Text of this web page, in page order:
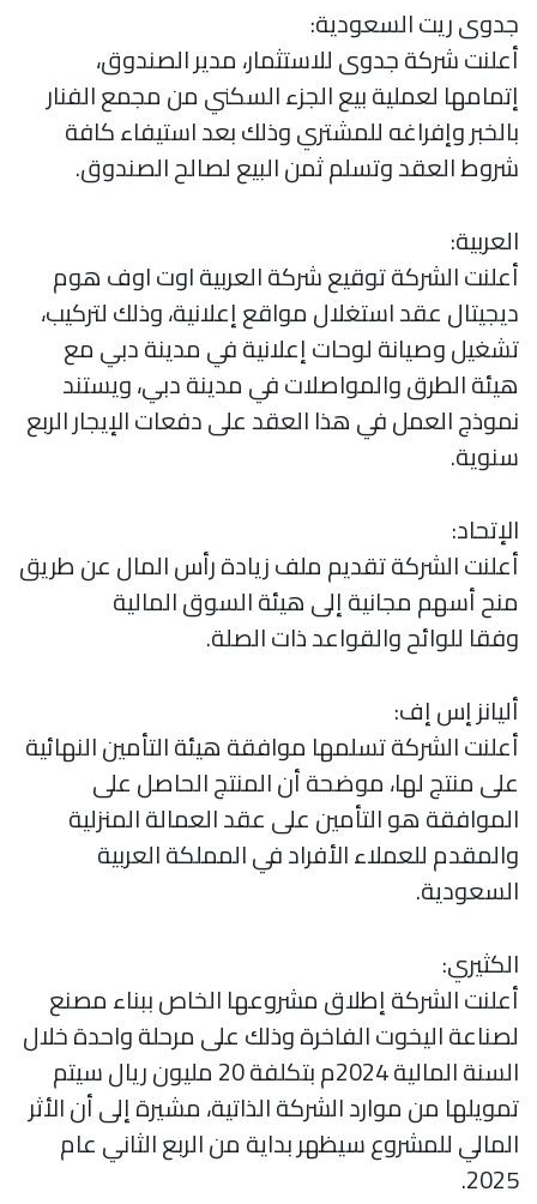
جدوى ريت السعودية:
أعلنت شركة جدوى للاستثمار، مدير الصندوق،
إتمامها لعملية بيع الجزء السكني من مجمع الفنار
بالخبر وإفراغه للمشتري وذلك بعد استيفاء كافة
شروط العقد وتسلم ثمن البيع لصالح الصندوق.
العربية:
أعلنت الشركة توقيع شركة العربية اوت اوف هوم
دیجیتال عقد استغلال مواقع إعلانية، وذلك لتركيب،
تشغيل وصيانة لوحات إعلانية في مدينة دبي مع
هيئة الطرق والمواصلات في مدينة دبي، ویستند
نموذج العمل في هذا العقد على دفعات الإيجار الربع
سنوية.
الإتحاد:
أعلنت الشركة تقديم ملف زيادة رأس المال عن طريق
منح أسهم مجانية إلى هيئة السوق المالية
وفقا للوائح والقواعد ذات الصلة.
أليانز إس إف:
أعلنت الشركة تسلمها موافقة هيئة التأمين النهائية
على منتج لها، موضحة أن المنتج الحاصل على
الموافقة هو التأمين على عقد العمالة المنزلية
والمقدم للعملاء الأفراد في المملكة العربية
السعودية.
الكثيري:
أعلنت الشركة إطلاق مشروعها الخاص ببناء مصنع
لصناعة اليخوت الفاخرة وذلك على مرحلة واحدة خلال
السنة المالية 2024م بتكلفة 20 مليون ريال سيتم
تمويلها من موارد الشركة الذاتية، مشيرة إلى أن الأثر
المالي للمشروع سيظهر بداية من الربع الثاني عام
2025.